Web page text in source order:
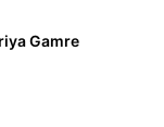
Gamre